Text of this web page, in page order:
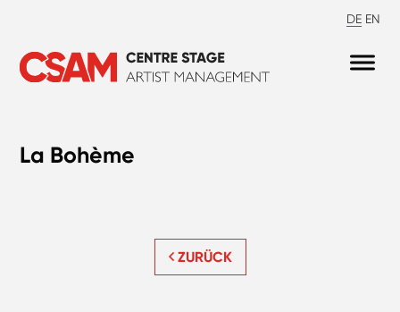
DE EN
La Bohème
ZURÜCK